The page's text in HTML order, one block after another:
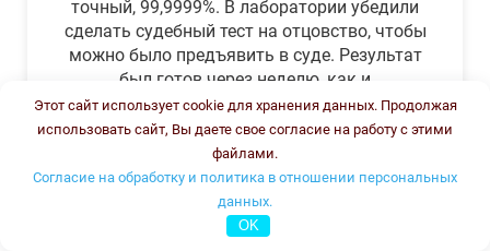
точный, 99,9999%. В лаборатории убедили
сделать судебный тест на отцовство, чтобы
можно было предъявить в суде. Результат
был готов через неделю, как и
обещали.Теперь муж бегает и извиняется.
Этот сайт использует cookie для хранения данных. Продолжая
использовать сайт, Вы даете свое согласие на работу с этими
файлами.
Согласие на обработку и политика в отношении персональных
данных.
OK